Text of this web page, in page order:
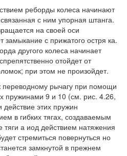
реборды колеса начинают
с ним упорная штанга.
на своей оси
замыкание с прижатого остря ка.
другого колеса начинает
отойдет от
при этом не произойдет.
переводному рычагу при помощи
пружинами 9 и 10 (см. рис. 4.26,
этих пружин
в гибких тягах, создаваемым
а иод действием натяжения
стремиться повернуться но
замкнутой в прежнем